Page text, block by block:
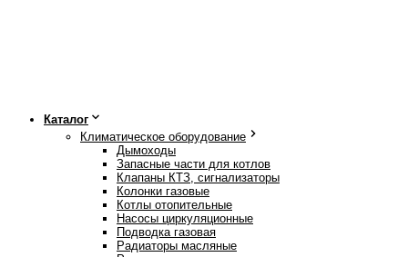
Каталог
Климатическое оборудование
Дымоходы
Запасные части для котлов
Клапаны КТЗ, сигнализаторы
Колонки газовые
Котлы отопительные
Насосы циркуляционные
Подводка газовая
Радиаторы масляные